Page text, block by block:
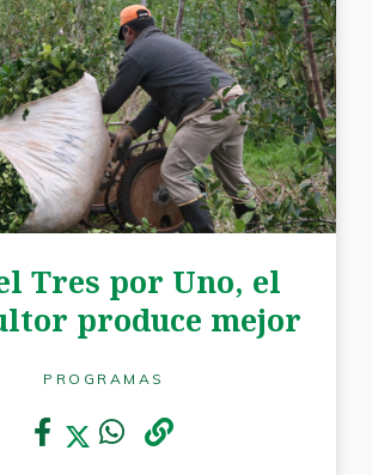
Tres por Uno, el
produce mejor
PROGRAMAS